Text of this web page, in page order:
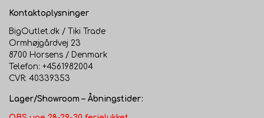
Kontaktoplysninger
BigOutlet.dk / Tiki Trade
Ormhøjgårdvej 23
8700 Horsens / Denmark
Telefon: +4561982004
CVR: 40339353
Lager/Showroom – Åbningstider: